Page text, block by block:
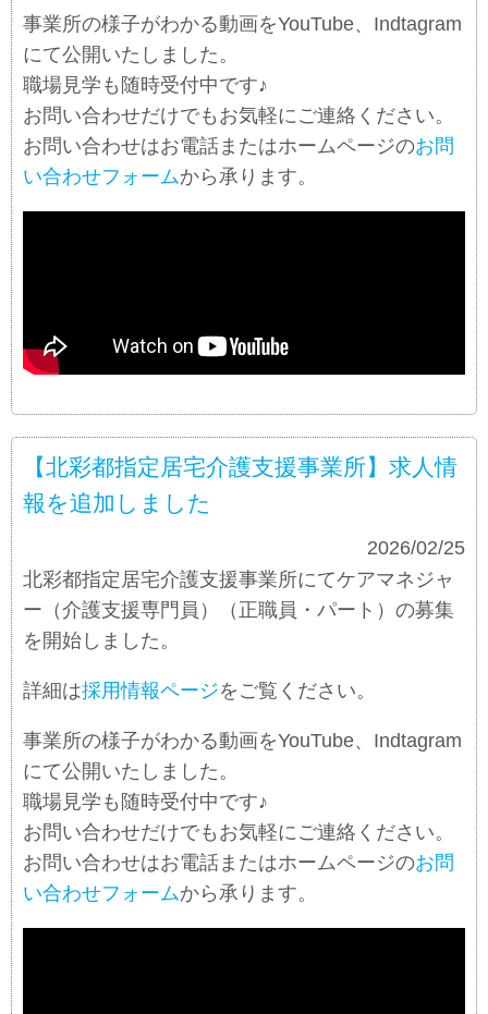
事業所の様子がわかる動画をYouTube、Indtagram
にて公開いたしました。
職場見学も随時受付中です♪
お問い合わせだけでもお気軽にご連絡ください。
お問い合わせはお電話またはホームページのお問
い合わせフォームから承ります。
【北彩都指定居宅介護支援事業所】求人情
報を追加しました
2026/02/25
北彩都指定居宅介護支援事業所にてケアマネジャ
ー（介護支援専門員）（正職員・パート）の募集
を開始しました。
詳細は採用情報ページをご覧ください。
事業所の様子がわかる動画をYouTube、Indtagram
にて公開いたしました。
職場見学も随時受付中です♪
お問い合わせだけでもお気軽にご連絡ください。
お問い合わせはお電話またはホームページのお問
い合わせフォームから承ります。